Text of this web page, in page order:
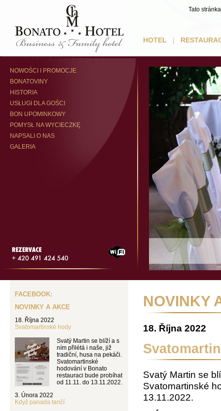
Tato
HOTEL |
NOWOŚCI I PROMOCJE
BONATOVINY
HISTORIA
USŁUGI DLA GOŚCI
BON UPOMINKOWY
POMYSŁ NA WYCIECZKĘ
NAPSALI O NAS
GALERIA
FACEBOOK:
NOVINKY A AKCE
18. Října 2022
Svatomartinské hody
Svatý Martin se blíží a s
ním přilétá i naše, již
tradiční, husa na pekáči.
Svatomartinské
hodování v Bonato
restauraci bude probíhat
od 11.11. do 13.11.2022.
3. Února 2022
Když panada tančí
NOVINKY
18. Října 2022
Svatý Martin se
Svatomartinské
13.11.2022.